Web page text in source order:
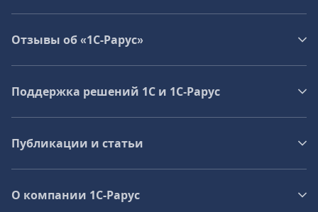
Отзывы об «1С-Рарус»
Поддержка решений 1С и 1С‑Рарус
Публикации и статьи
О компании 1C-Рарус